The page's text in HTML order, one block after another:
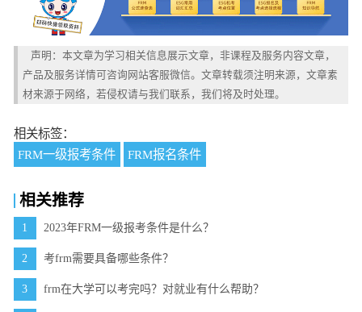
声明：本文章为学习相关信息展示文章，非课程及服务内容文章，
产品及服务详情可咨询网站客服微信。文章转载须注明来源，文章素
材来源于网络，若侵权请与我们联系，我们将及时处理。
相关标签：
FRM一级报考条件
FRM报名条件
相关推荐
1 2023年FRM一级报考条件是什么？
2 考frm需要具备哪些条件？
3 frm在大学可以考完吗？对就业有什么帮助？